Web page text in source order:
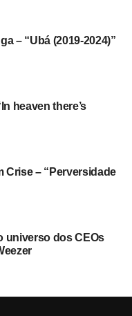
– “Ubá (2019-2024)”
heaven there’s
Crise – “Perversidade
universo dos CEOs